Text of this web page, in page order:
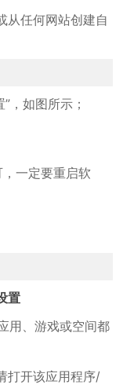
从任何网站创建自
，如图所示；
一定要重启软
置
用、游戏或空间都
打开该应用程序/